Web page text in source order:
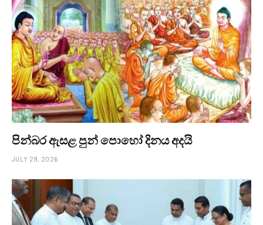
පින්බර ඇසළ පුන් පොහෝ දිනය අදයි
JULY 29, 2026